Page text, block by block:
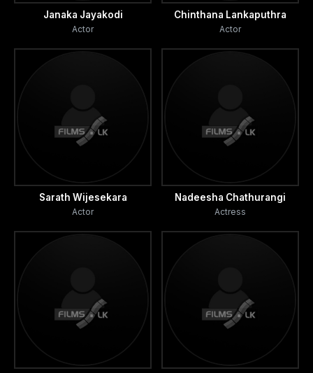
Janaka Jayakodi
Actor
Chinthana Lankaputhra
Actor
Sarath Wijesekara
Actor
Nadeesha Chathurangi
Actress